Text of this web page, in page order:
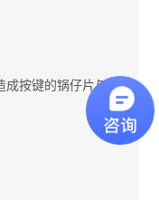
成按键的锅仔片与线